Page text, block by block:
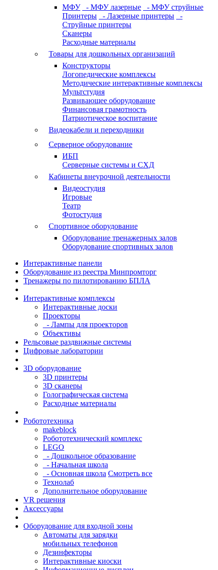
МФУ
- МФУ лазерные
- МФУ струйные
Принтеры
- Лазерные принтеры
-
Струйные принтеры
Сканеры
Расходные материалы
Товары для дошкольных организаций
Конструкторы
Логопедические комплексы
Методические интерактивные комплексы
Мультстудия
Развивающее оборудование
Финансовая грамотность
Патриотическое воспитание
Видеокабели и переходники
Серверное оборудование
ИБП
Серверные системы и СХД
Кабинеты внеурочной деятельности
Видеостудия
Игровые
Театр
Фотостудия
Спортивное оборудование
Оборудование тренажерных залов
Оборудование спортивных залов
Интерактивные панели
Оборудование из реестра Минпромторг
Тренажеры по пилотированию БПЛА
Интерактивные комплексы
Интерактивные доски
Проекторы
- Лампы для проекторов
Объективы
Рельсовые раздвижные системы
Цифровые лаборатории
3D оборудование
3D принтеры
3D сканеры
Голографическая система
Расходные материалы
Робототехника
makeblock
Робототехнический комплекс
LEGO
- Дошкольное образование
- Начальная школа
- Основная школа Смотреть все
Технолаб
Дополнительное оборудование
VR решения
Аксессуары
Оборудование для входной зоны
Автоматы для зарядки
мобильных телефонов
Дезинфекторы
Интерактивные киоски